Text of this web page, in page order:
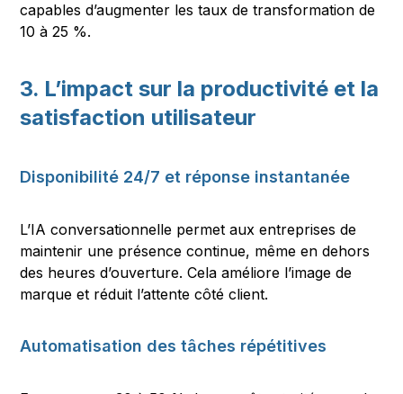
capables d’augmenter les taux de transformation de
10 à 25 %.
3. L’impact sur la productivité et la
satisfaction utilisateur
Disponibilité 24/7 et réponse instantanée
L’IA conversationnelle permet aux entreprises de
maintenir une présence continue, même en dehors
des heures d’ouverture. Cela améliore l’image de
marque et réduit l’attente côté client.
Automatisation des tâches répétitives